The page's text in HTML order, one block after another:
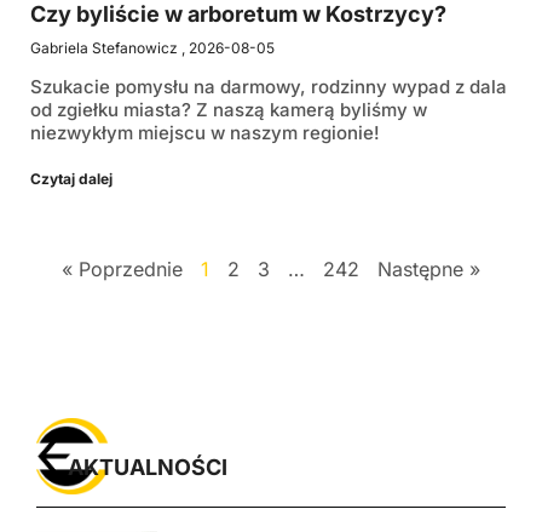
Czy byliście w arboretum w Kostrzycy?
Gabriela Stefanowicz 2026-08-05
Szukacie pomysłu na darmowy, rodzinny wypad z dala
od zgiełku miasta? Z naszą kamerą byliśmy w
niezwykłym miejscu w naszym regionie!
Czytaj dalej
« Poprzednie 1 2 3 … 242 Następne »
AKTUALNOŚCI